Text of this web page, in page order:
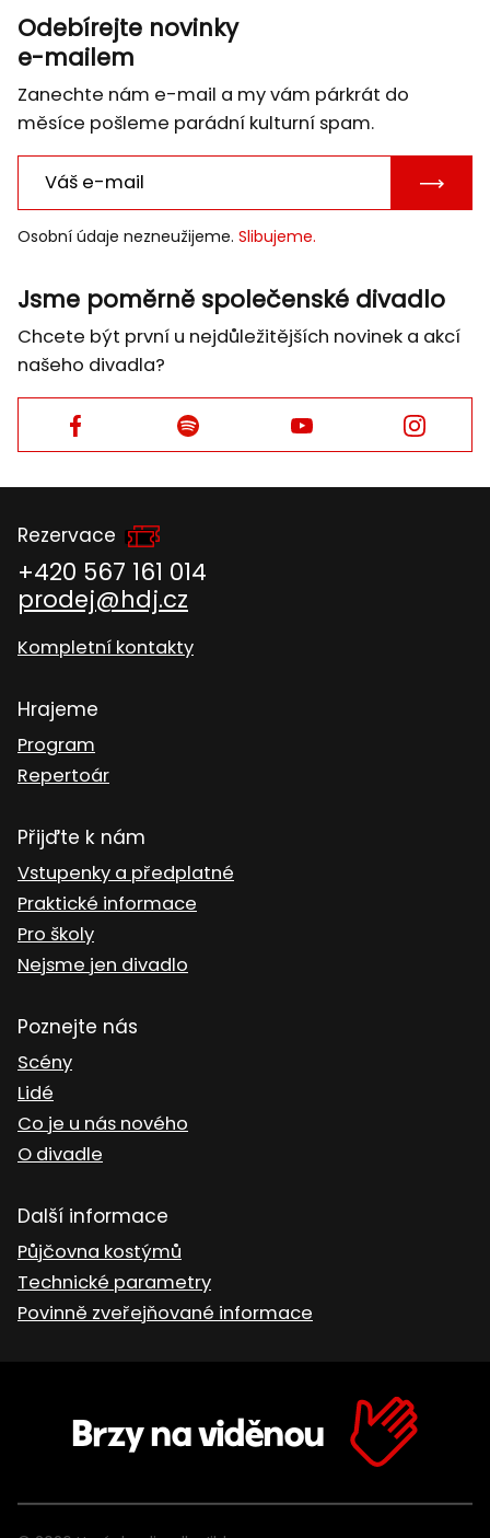
Odebírejte novinky
e-mailem
Zanechte nám e-mail a my vám párkrát do
měsíce pošleme parádní kulturní spam.
E-
Osobní údaje nezneužijeme. Slibujeme.
Jsme poměrně společenské divadlo
Chcete být první u nejdůležitějších novinek a akcí
našeho divadla?
Facebook Facebook Facebook Facebook
Rezervace
+420 567 161 014
prodej@hdj.cz
Kompletní kontakty
Hrajeme
Program
Repertoár
Přijďte k nám
Vstupenky a předplatné
Praktické informace
Pro školy
Nejsme jen divadlo
Poznejte nás
Scény
Lidé
Co je u nás nového
O divadle
Další informace
Půjčovna kostýmů
Technické parametry
Povinně zveřejňované informace
Brzy na viděnou